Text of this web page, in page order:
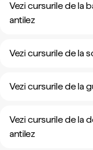
Vezi cursurile de la
antilez
Vezi cursurile de la
Vezi cursurile de la
Vezi cursurile de la
antilez